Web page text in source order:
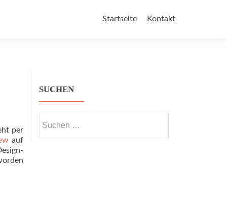
Startseite
Kontakt
per
auf
SUCHEN